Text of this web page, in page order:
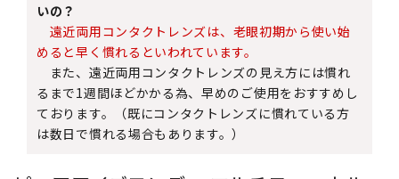
いの？
遠近両用コンタクトレンズは、老眼初期から使い始
めると早く慣れるといわれています。
また、遠近両用コンタクトレンズの見え方には慣れ
るまで1週間ほどかかる為、早めのご使用をおすすめし
ております。（既にコンタクトレンズに慣れている方
は数日で慣れる場合もあります。）